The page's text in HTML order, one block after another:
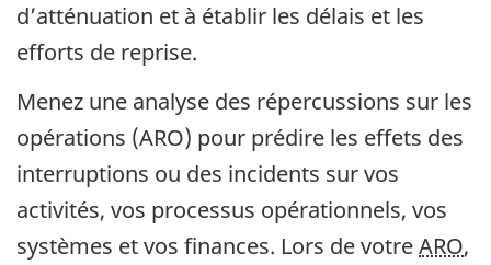
d’atténuation et à établir les délais et les
efforts de reprise.
Menez une analyse des répercussions sur les
opérations (ARO) pour prédire les effets des
interruptions ou des incidents sur vos
activités, vos processus opérationnels, vos
systèmes et vos finances. Lors de votreARO,